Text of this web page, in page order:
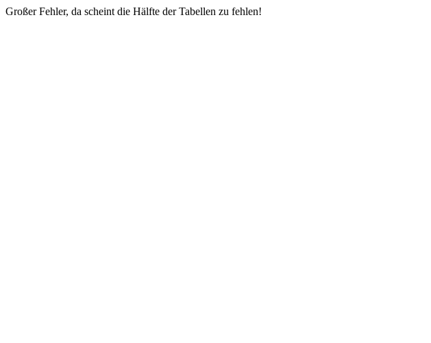
Großer Fehler, da scheint die Hälfte der Tabellen zu fehlen!